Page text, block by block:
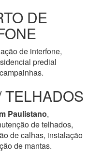
DE
de interfone,
predial
TELHADOS
Paulistano,
de telhados,
de calhas, instalação
de mantas.